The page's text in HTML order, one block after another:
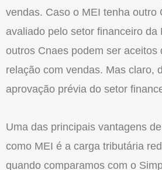
vendas. Caso o MEI tenha outro
avaliado pelo setor financeiro da
outros Cnaes podem ser aceitos
relação com vendas. Mas claro,
aprovação prévia do setor
Uma das principais vantagens
como MEI é a carga tributária
quando comparamos com o